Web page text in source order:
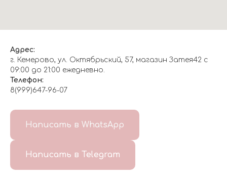
Адрес:
г. Кемерово, ул. Октябрьский, 57, магазин Затея42 с
09:00 до 21:00 ежедневно.
Телефон:
8(999)647-96-07
Написать в WhatsApp
Написать в Telegram